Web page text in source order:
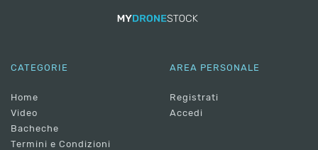
CATEGORIE
Home
Video
Bacheche
Termini e Condizioni
AREA PERSONALE
Registrati
Accedi